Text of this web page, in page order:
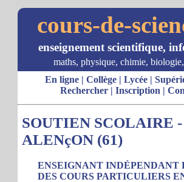
cours-de-
enseignement scientifique,
maths, physique, chimie,
En ligne| Collège| Lycée|
Rechercher| Inscription |
SOUTIEN SCOLAIRE -
ALENçON (61)
ENSEIGNANT INDÉPENDANT
DES COURS PARTICULIERS